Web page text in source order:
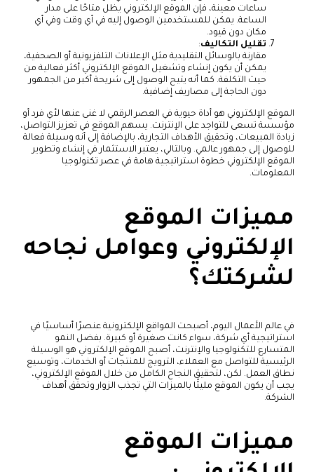
ساعات معينة، فإن الموقع الإلكتروني يظل متاحًا على مدار
الساعة. يمكن للمستخدمين الوصول إليه في أي وقت وفي أي
مكان دون قيود.
تقليل التكاليف:
مقارنة بالوسائل التقليدية مثل الإعلانات التلفزيونية أو الصحفية،
يمكن أن يكون إنشاء وتشغيل الموقع الإلكتروني أكثر فعالية من
حيث التكلفة. كما أنه يتيح الوصول إلى شريحة أكبر من الجمهور
دون الحاجة إلى مصاريف إضافية.
الموقع الإلكتروني هو أداة حيوية في العصر الرقمي لا غنى عنها لأي فرد أو
مؤسسة تسعى للتواجد على الإنترنت. يسهم الموقع في تعزيز التواصل،
زيادة المبيعات، وتحقيق الأهداف التجارية، بالإضافة إلى أنه وسيلة فعالة
للوصول إلى جمهور عالمي. وبالتالي، يعتبر الاستثمار في إنشاء وتطوير
الموقع الإلكتروني خطوة استراتيجية هامة في عصر تكنولوجيا
المعلومات.
مميزات الموقع
الإلكتروني وعوامل نجاحه
لشركتك؟
في عالم الأعمال اليوم، أصبحت المواقع الإلكترونية عنصرًا أساسيًا في
استراتيجية أي شركة، سواء كانت صغيرة أو كبيرة. بفضل النمو
المتسارع للتكنولوجيا والإنترنت، أصبح الموقع الإلكتروني هو الوسيلة
الرئيسية للتواصل مع العملاء، الترويج للمنتجات أو الخدمات، وتوسيع
نطاق العمل. لكن، لتحقيق النجاح الكامل من خلال الموقع الإلكتروني،
يجب أن يكون الموقع مليئًا بالميزات التي تجذب الزوار وتحقق أهداف
الشركة.
مميزات الموقع